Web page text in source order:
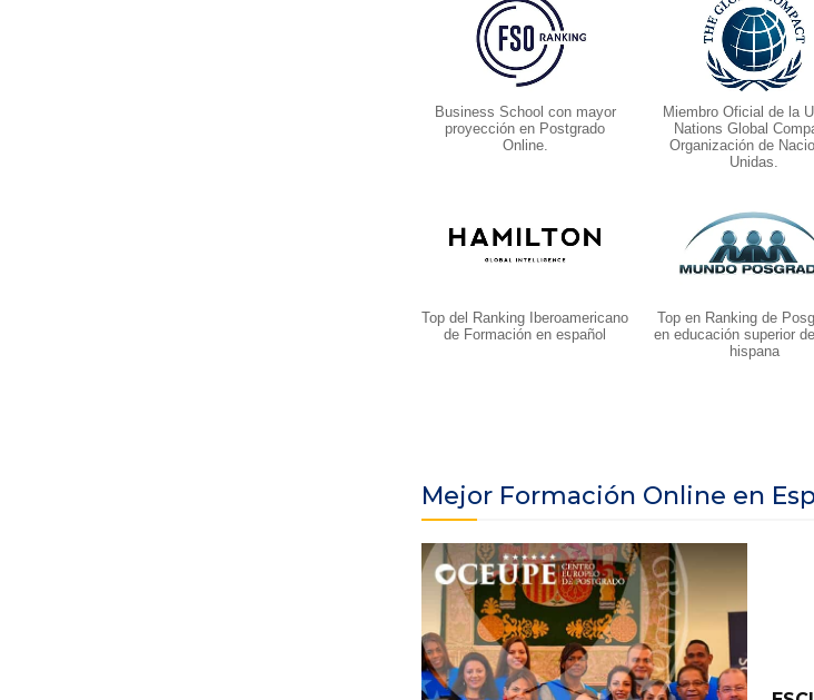
Business School con mayor
proyección en Postgrado
Online.
Miembro Oficial de la
Nations Global
Organización de
Unidas.
Top del Ranking Iberoamericano
de Formación en español
Top en Ranking de
en educación superior
hispana
Mejor Formación Online en